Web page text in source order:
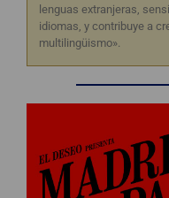
lenguas extranjeras,
idiomas, y contribuye a
multilingüismo».